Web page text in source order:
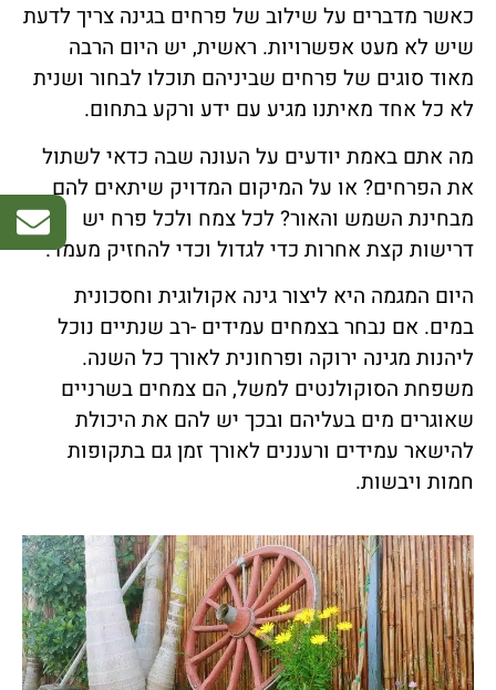
כאשר מדברים על שילוב של פרחים בגינה צריך לדעת
שיש לא מעט אפשרויות. ראשית, יש היום הרבה
מאוד סוגים של פרחים שביניהם תוכלו לבחור ושנית
לא כל אחד מאיתנו מגיע עם ידע ורקע בתחום.
מה אתם באמת יודעים על העונה שבה כדאי לשתול
את הפרחים? או על המיקום המדויק שיתאים להם
מבחינת השמש והאור? לכל צמח ולכל פרח יש
דרישות קצת אחרות כדי לגדול וכדי להחזיק מעמד.
היום המגמה היא ליצור גינה אקולוגית וחסכונית
במים. אם נבחר בצמחים עמידים -רב שנתיים נוכל
ליהנות מגינה ירוקה ופרחונית לאורך כל השנה.
משפחת הסוקולנטים למשל, הם צמחים בשרניים
שאוגרים מים בעליהם ובכך יש להם את היכולת
להישאר עמידים ורעננים לאורך זמן גם בתקופות
חמות ויבשות.